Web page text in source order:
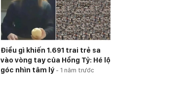
Điều gì khiến 1.691 trai trẻ sa
vào vòng tay của Hồng Tỷ: Hé lộ
góc nhìn tâm lý - 1 năm trước